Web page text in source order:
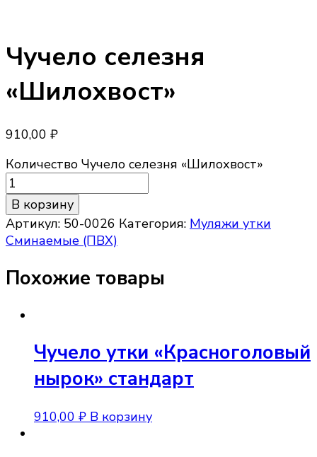
Чучело селезня
«Шилохвост»
910,00 ₽
Количество Чучело селезня «Шилохвост»
В корзину
Артикул: 50-0026 Категория: Муляжи утки
Сминаемые (ПВХ)
Похожие товары
Чучело утки «Красноголовый
нырок» стандарт
910,00 ₽ В корзину